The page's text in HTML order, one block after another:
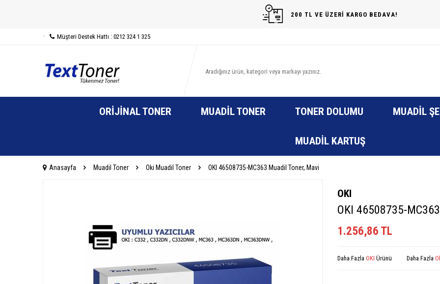
200 TL VE ÜZERİ KARGO BEDAVA!
Müşteri Destek Hattı : 0212 324 1 325
ORIJINAL TONER MUADIL TONER TONER DOLUMU MUADIL
MUADIL KARTUŞ
Anasayfa Muadil Toner Oki Muadil Toner OKI 46508735-MC363 Muadil Toner, Mavi
OKI
OKI 46508735-
1.256,86 TL
Daha Fazla OKI Ürünü Daha Fazla